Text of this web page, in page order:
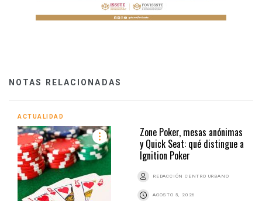
NOTAS RELACIONADAS
ACTUALIDAD
Zone Poker, mesas anónimas
y Quick Seat: qué distingue a
Ignition Poker
REDACCIÓN CENTRO URBANO
AGOSTO 5, 2026